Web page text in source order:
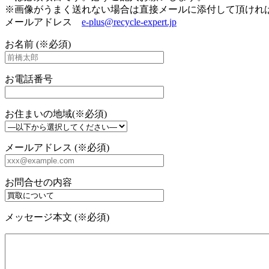
※画像がうまく送れない場合は直接メールに添付して頂けれ
メールアドレス e-plus@recycle-expert.jp
お名前 (※必須)
お電話番号
お住まいの地域(※必須)
メールアドレス (※必須)
お問合せの内容
メッセージ本文 (※必須)